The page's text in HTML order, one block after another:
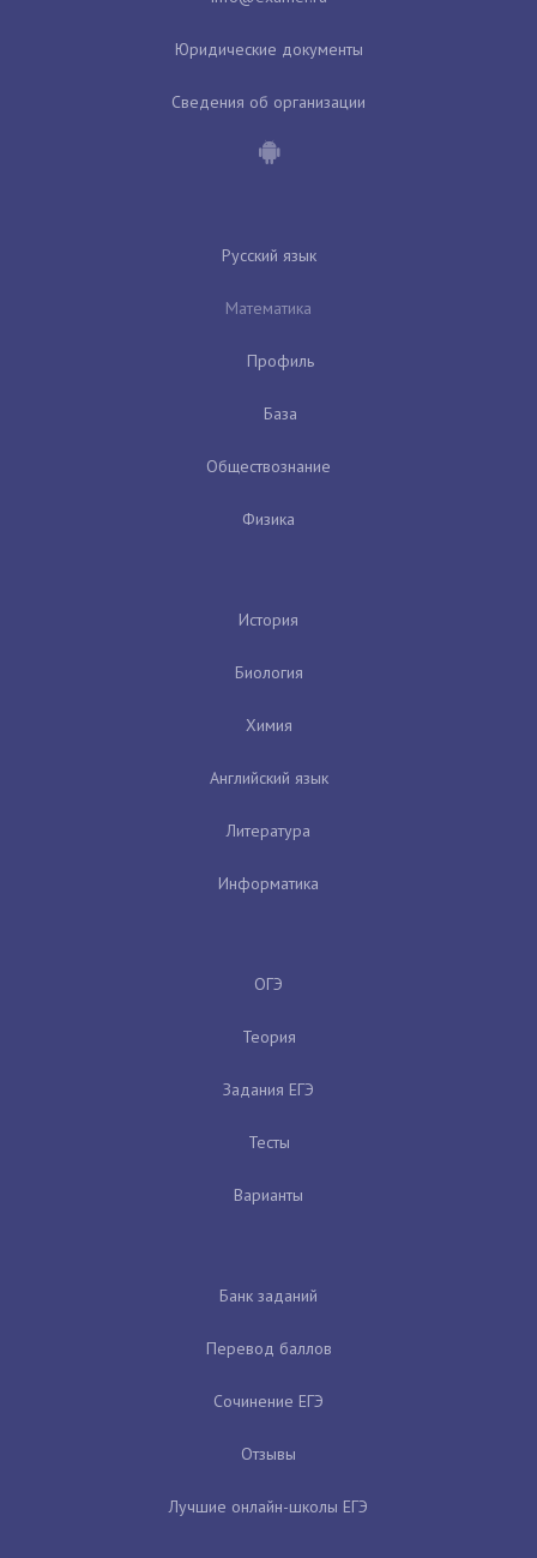
Юридические документы
Сведения об организации
Русский язык
Математика
Профиль
База
Обществознание
Физика
История
Биология
Химия
Английский язык
Литература
Информатика
ОГЭ
Теория
Задания ЕГЭ
Тесты
Варианты
Банк заданий
Перевод баллов
Сочинение ЕГЭ
Отзывы
Лучшие онлайн-школы ЕГЭ